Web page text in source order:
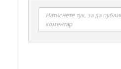
Натиснете тук, за да
коментар